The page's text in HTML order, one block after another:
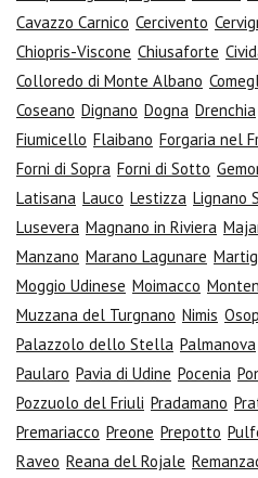
Cavazzo Carnico Cercivento
Chiopris-Viscone Chiusaforte
Colloredo di Monte Albano
Coseano Dignano Dogna Drenchia
Fiumicello Flaibano Forgaria nel
Forni di Sopra Forni di Sotto
Latisana Lauco Lestizza Lignano
Lusevera Magnano in Riviera
Manzano Marano Lagunare
Moggio Udinese Moimacco
Muzzana del Turgnano Nimis
Palazzolo dello Stella Palmanova
Paularo Pavia di Udine Pocenia
Pozzuolo del Friuli Pradamano
Premariacco Preone Prepotto
Raveo Reana del Rojale